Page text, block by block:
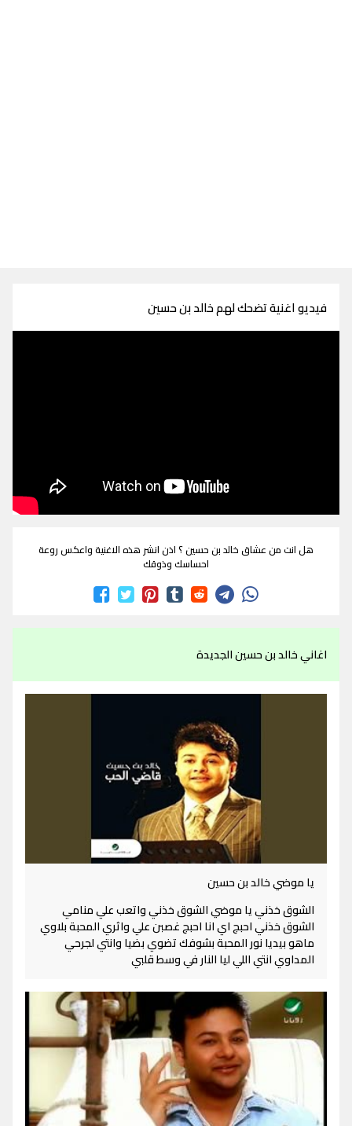
فيديو اغنية تضحك لهم خالد بن حسين
هل انت من عشاق خالد بن حسين ؟ اذن انشر هذه الاغنية واعكس روعة
احساسك وذوقك
اغاني خالد بن حسين الجديدة
يا موضي خالد بن حسين
الشوق خذني يا موضي الشوق خذني واتعب علي منامي
الشوق خذني احبج اي انا احبج غصبن علي واثري المحبة بلاوي
ماهو بيديا نور المحبة بشوفك تضوي بضيا وانتي لجرحي
المداوي انتي اللي ليا النار في وسط قلبي